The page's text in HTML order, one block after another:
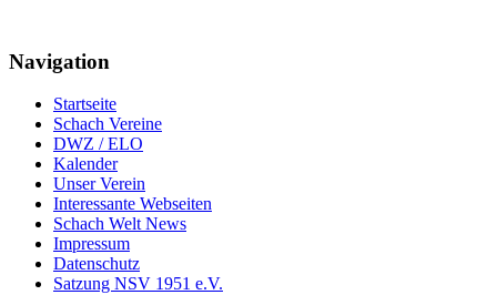
Navigation
Startseite
Schach Vereine
DWZ / ELO
Kalender
Unser Verein
Interessante Webseiten
Schach Welt News
Impressum
Datenschutz
Satzung NSV 1951 e.V.